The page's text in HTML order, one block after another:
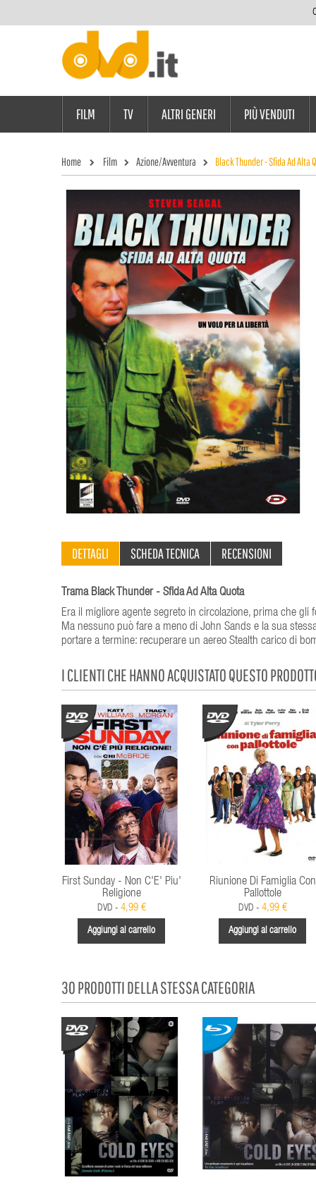
FILM TV ALTRI GENERI PIÙ VENDUTI
Home Film Azione/Avventura Black Thunder - Sfida Ad Alta
DETTAGLI SCHEDA TECNICA RECENSIONI
Trama Black Thunder - Sfida Ad Alta Quota
Era il migliore agente segreto in circolazione, prima che
Ma nessuno può fare a meno di John Sands e la sua
portare a termine: recuperare un aereo Stealth carico di
I CLIENTI CHE HANNO ACQUISTATO QUESTO
First Sunday - Non C'E' Piu'
Religione
DVD - 4,99 €
Aggiungi al carrello
Riunione Di Famiglia Con
Pallottole
DVD - 4,99 €
Aggiungi al carrello
30 PRODOTTI DELLA STESSA CATEGORIA